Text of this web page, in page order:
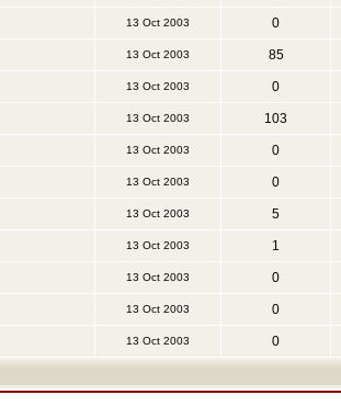
13 Oct 2003 0
13 Oct 2003 85
13 Oct 2003 0
13 Oct 2003 103
13 Oct 2003 0
13 Oct 2003 0
13 Oct 2003 5
13 Oct 2003 1
13 Oct 2003 0
13 Oct 2003 0
13 Oct 2003 0